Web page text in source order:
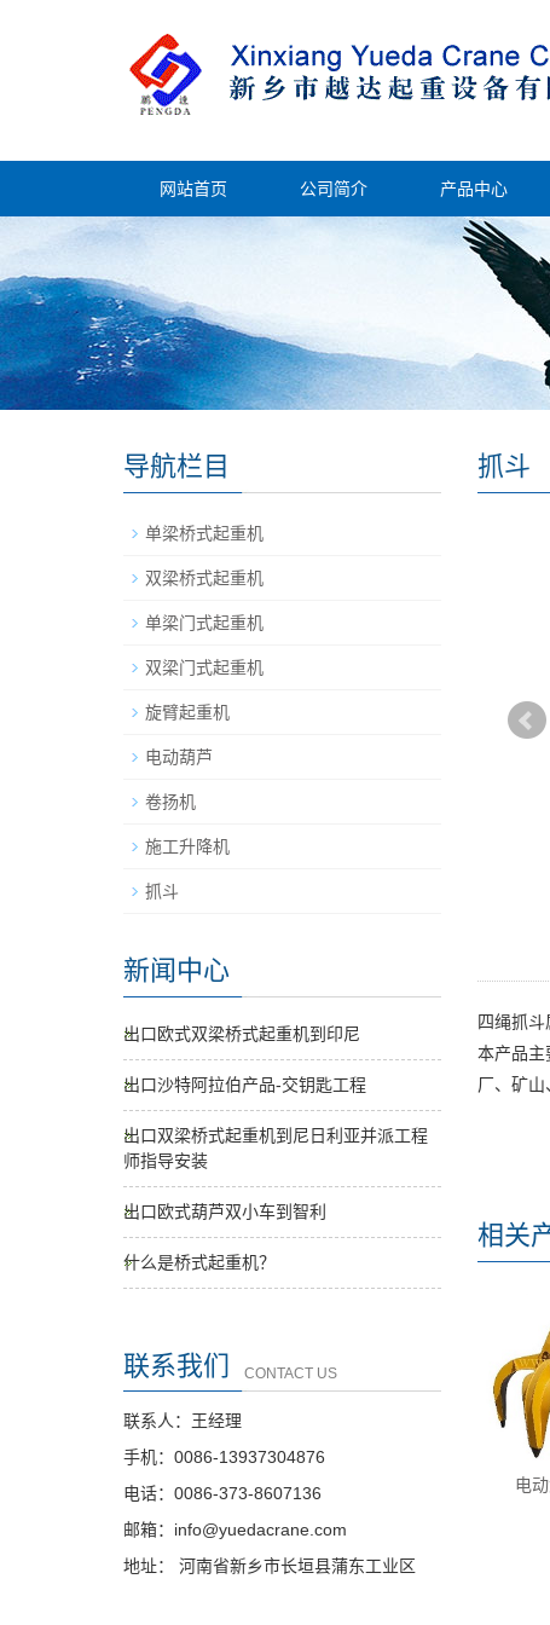
网站首页 公司简介 产品中心
抓斗
四绳抓斗
本产品主
厂、矿
相关
电
导航栏目
单梁桥式起重机
双梁桥式起重机
单梁门式起重机
双梁门式起重机
旋臂起重机
电动葫芦
卷扬机
施工升降机
抓斗
新闻中心
出口欧式双梁桥式起重机到印尼
出口沙特阿拉伯产品-交钥匙工程
出口双梁桥式起重机到尼日利亚并派工程
师指导安装
出口欧式葫芦双小车到智利
什么是桥式起重机？
联系我们 CONTACT US
联系人：王经理
手机：0086-13937304876
电话：0086-373-8607136
邮箱：info@yuedacrane.com
地址： 河南省新乡市长垣县蒲东工业区